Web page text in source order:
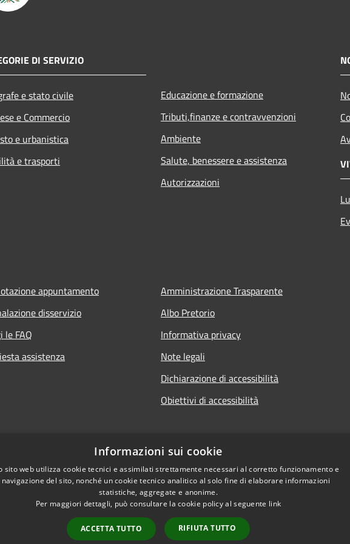
DI SERVIZIO
e stato civile
e Commercio
e urbanistica
e trasporti
Educazione e formazione
Tributi,finanze e contravvenzioni
Ambiente
Salute, benessere e assistenza
Autorizzazioni
appuntamento
disservizio
le FAQ
assistenza
Amministrazione Trasparente
Albo Pretorio
Informativa privacy
Note legali
Dichiarazione di accessibilità
Obiettivi di accessibilità
Copyright © 2026 • Comune di Monticelli
Informazioni sui cookie
sito web utilizza cookie tecnici e assimilati strettamente necessari al corretto funzionamento e
del sito, nonché un cookie tecnico analitico al solo fine di elaborare informazioni
statistiche, aggregate e anonime.
Per maggiori dettagli, può consultare la cookie policy al seguente link
ACCETTA TUTTO RIFIUTA TUTTO